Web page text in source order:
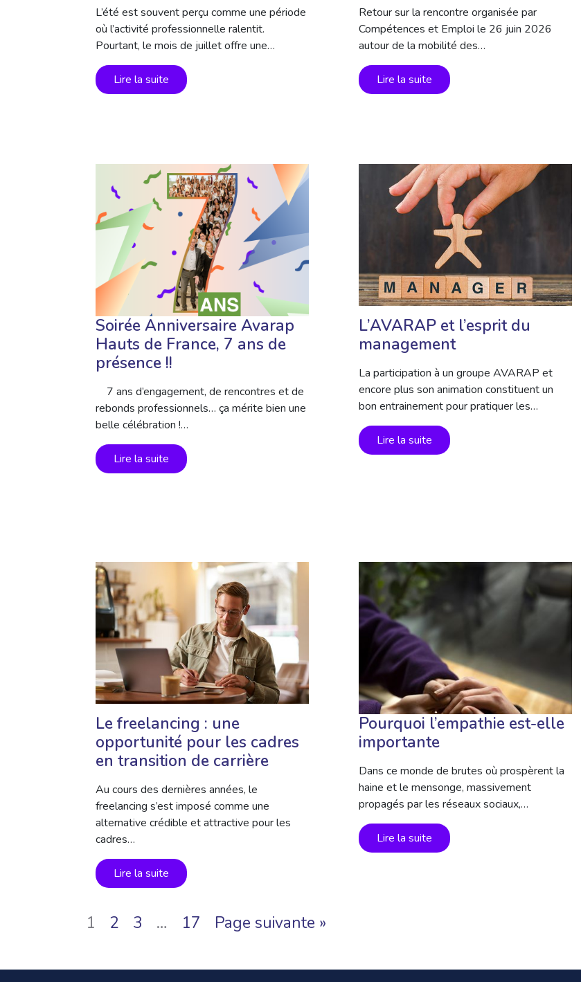
L’été est souvent perçu comme une période
où l’activité professionnelle ralentit.
Pourtant, le mois de juillet offre une…
Lire la suite
Retour sur la rencontre organisée par
Compétences et Emploi le 26 juin 2026
autour de la mobilité des…
Lire la suite
Soirée Anniversaire Avarap
Hauts de France, 7 ans de
présence !!
7 ans d’engagement, de rencontres et de
rebonds professionnels… ça mérite bien une
belle célébration !…
Lire la suite
L’AVARAP et l’esprit du
management
La participation à un groupe AVARAP et
encore plus son animation constituent un
bon entrainement pour pratiquer les…
Lire la suite
Le freelancing : une
opportunité pour les cadres
en transition de carrière
Au cours des dernières années, le
freelancing s’est imposé comme une
alternative crédible et attractive pour les
cadres…
Lire la suite
Pourquoi l’empathie est-elle
importante
Dans ce monde de brutes où prospèrent la
haine et le mensonge, massivement
propagés par les réseaux sociaux,…
Lire la suite
1 2 3 … 17 Page suivante »